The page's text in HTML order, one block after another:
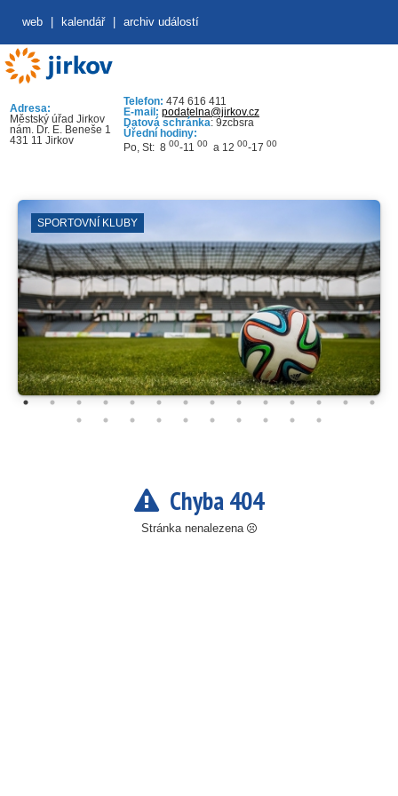
web kalendář archiv událostí
Adresa:
Městský úřad Jirkov
nám. Dr. E. Beneše 1
431 11 Jirkov
Telefon: 474 616 411
E-mail: podatelna@jirkov.cz
Datová schránka: 9zcbsra
Úřední hodiny:
Po, St: 8 00-11 00 a 12 00-17 00
SPORTOVNÍ KLUBY
Chyba 404
Stránka nenalezena